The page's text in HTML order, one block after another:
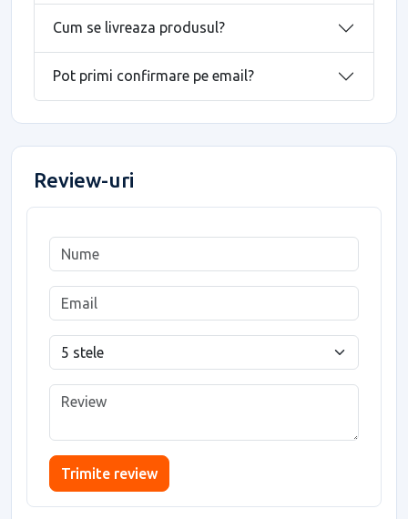
Cum se livreaza produsul?
Pot primi confirmare pe email?
Review-uri
Trimite review